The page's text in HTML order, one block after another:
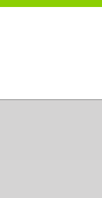
Direkt zum Inhalt